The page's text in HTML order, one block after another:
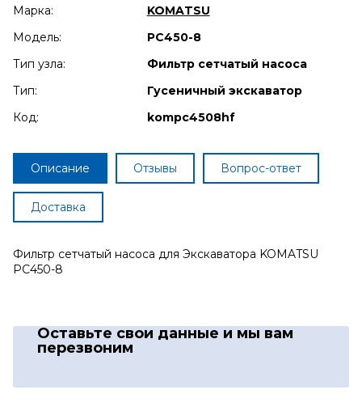
Марка:
KOMATSU
Модель:
PC450-8
Тип узла:
Фильтр сетчатый насоса
Тип:
Гусеничный экскаватор
Код:
kompc4508hf
Описание Отзывы Вопрос-ответ
Доставка
Фильтр сетчатый насоса для Экскаватора KOMATSU
PC450-8
Оставьте свои данные и мы вам
перезвоним